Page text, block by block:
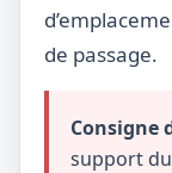
de passage.
Consigne
support du